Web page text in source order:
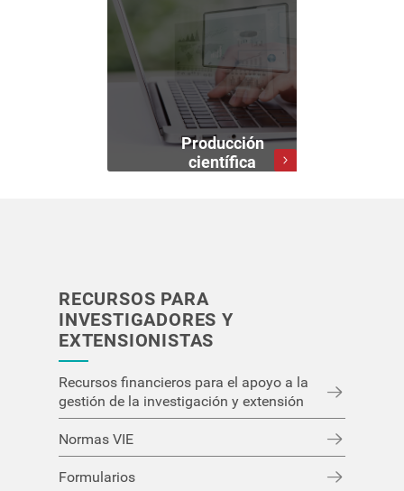
Producción
científica
RECURSOS PARA
INVESTIGADORES Y
EXTENSIONISTAS
Recursos financieros para el apoyo a la
gestión de la investigación y extensión
Normas VIE
Formularios